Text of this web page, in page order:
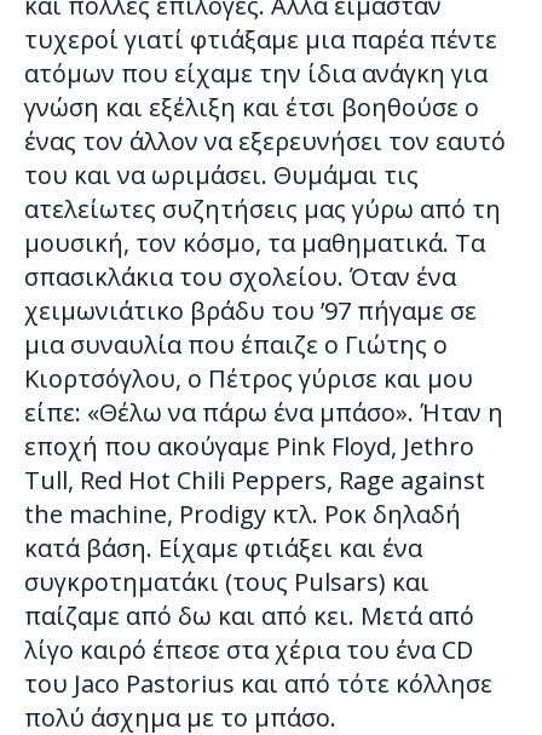
τυχεροί γιατί φτιάξαμε μια παρέα πέντε
ατόμων που είχαμε την ίδια ανάγκη για
γνώση και εξέλιξη και έτσι βοηθούσε ο
ένας τον άλλον να εξερευνήσει τον εαυτό
του και να ωριμάσει. Θυμάμαι τις
ατελείωτες συζητήσεις μας γύρω από τη
μουσική, τον κόσμο, τα μαθηματικά. Τα
σπασικλάκια του σχολείου. Όταν ένα
χειμωνιάτικο βράδυ του ’97 πήγαμε σε
μια συναυλία που έπαιζε ο Γιώτης ο
Κιορτσόγλου, ο Πέτρος γύρισε και μου
είπε: «Θέλω να πάρω ένα μπάσο». Ήταν η
εποχή που ακούγαμε Pink Floyd, Jethro
Tull, Red Hot Chili Peppers, Rage against
the machine, Prodigy κτλ. Ροκ δηλαδή
κατά βάση. Είχαμε φτιάξει και ένα
συγκροτηματάκι (τους Pulsars) και
παίζαμε από δω και από κει. Μετά από
λίγο καιρό έπεσε στα χέρια του ένα CD
του Jaco Pastorius και από τότε κόλλησε
πολύ άσχημα με το μπάσο.